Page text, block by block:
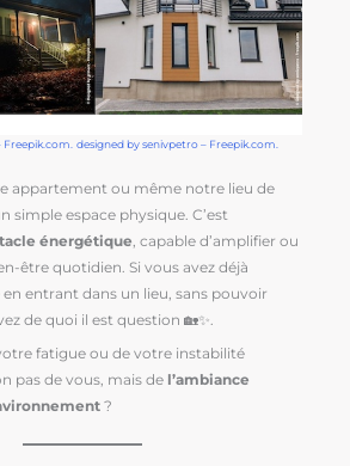
Freepik.com. designed by senivpetro – Freepik.com.
appartement ou même notre lieu de
simple espace physique. C’est
énergétique, capable d’amplifier ou
être quotidien. Si vous avez déjà
entrant dans un lieu, sans pouvoir
de quoi il est question 🏡✨.
fatigue ou de votre instabilité
pas de vous, mais de l’ambiance
?